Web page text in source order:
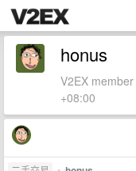
honus
V2EX
+08:00